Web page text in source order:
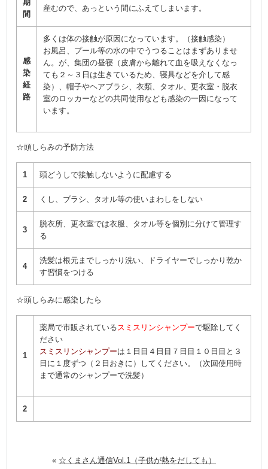
期
間
産むので、あっという間にふえてしまいます。
感
染
経
路
多くは体の接触が原因になっています。（接触感染）
お風呂、プール等の水の中でうつることはまずありませ
ん。が、集団の昼寝（皮膚から離れて血を吸えなくなっ
ても２～３日は生きているため、寝具などを介して感
染）、帽子やヘアブラシ、衣類、タオル、更衣室・脱衣
室のロッカーなどの共同使用なども感染の一因になって
います。
☆頭しらみの予防方法
1 頭どうしで接触しないように配慮する
2 くし、ブラシ、タオル等の使いまわしをしない
3
脱衣所、更衣室では衣服、タオル等を個別に分けて管理す
る
4
洗髪は根元までしっかり洗い、ドライヤーでしっかり乾か
す習慣をつける
☆頭しらみに感染したら
1
薬局で市販されているスミスリンシャンプーで駆除してく
ださい
スミスリンシャンプーは１日目４日目７日目１０日目と３
日に１度ずつ（２日おきに）してください。（次回使用時
まで通常のシャンプーで洗髪）
2
« ☆くまさん通信Vol.1（子供が熱をだしても）